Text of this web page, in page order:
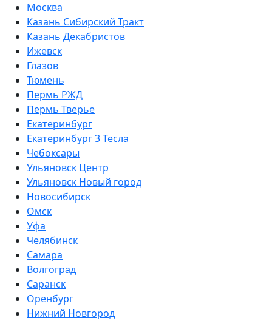
Москва
Казань Сибирский Тракт
Казань Декабристов
Ижевск
Глазов
Тюмень
Пермь РЖД
Пермь Тверье
Екатеринбург
Екатеринбург 3 Тесла
Чебоксары
Ульяновск Центр
Ульяновск Новый город
Новосибирск
Омск
Уфа
Челябинск
Самара
Волгоград
Саранск
Оренбург
Нижний Новгород